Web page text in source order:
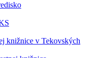
knižnice v Tekovských